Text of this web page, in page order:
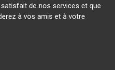
de nos services et que
à vos amis et à votre